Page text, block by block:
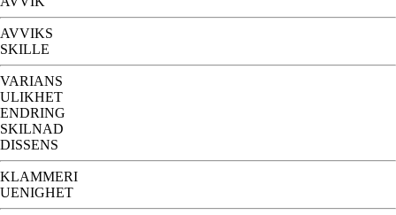
AVVIKS
SKILLE
VARIANS
ULIKHET
ENDRING
SKILNAD
DISSENS
KLAMMERI
UENIGHET